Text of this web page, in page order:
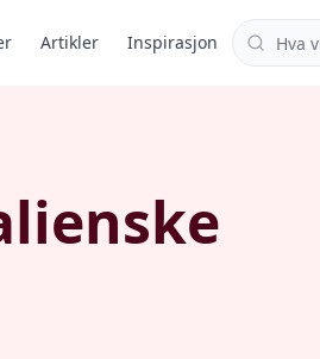
Artikler Inspirasjon Søk i